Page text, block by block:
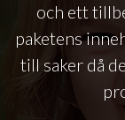
och ett
paketens
till saker då